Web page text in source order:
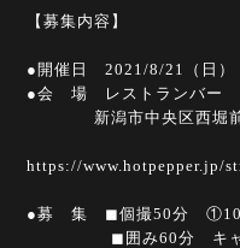
【募集内容】
●開催日 2021/8/21（日）
●会 場 レストランバー
新潟市中央区西堀前
https://www.hotpepper.jp/
●募 集 ◼︎個撮50分
◼︎囲み60分 キャンセ